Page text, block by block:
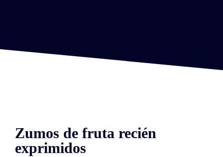
Zumos de fruta recién
exprimidos